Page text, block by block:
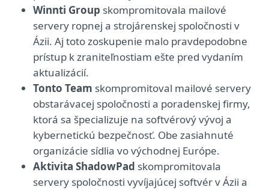
Winnti Group skompromitovala mailové
servery ropnej a strojárenskej spoločnosti v
Ázii. Aj toto zoskupenie malo pravdepodobne
prístup k zraniteľnostiam ešte pred vydaním
aktualizácií.
Tonto Team skompromitoval mailové servery
obstarávacej spoločnosti a poradenskej firmy,
ktorá sa špecializuje na softvérový vývoj a
kybernetickú bezpečnosť. Obe zasiahnuté
organizácie sídlia vo východnej Európe.
Aktivita ShadowPad skompromitovala
servery spoločnosti vyvíjajúcej softvér v Ázii a